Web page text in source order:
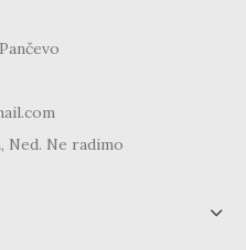
Ned. Ne radimo